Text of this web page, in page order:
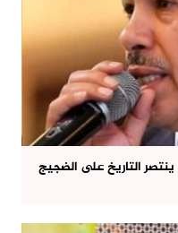
التاريخ على الضجيج